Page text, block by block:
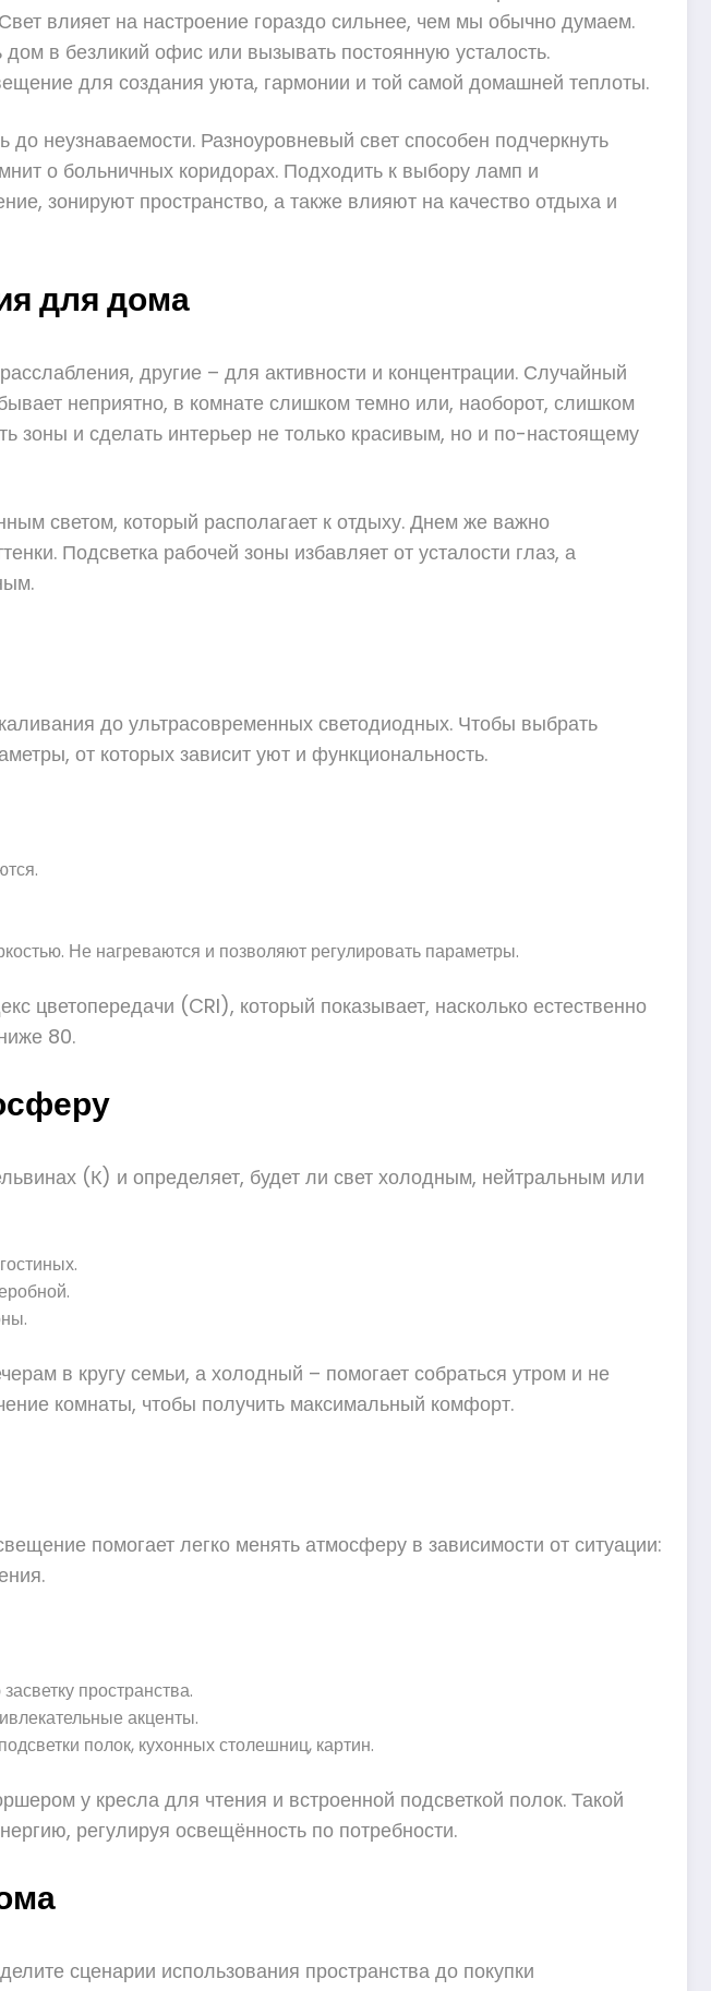
влияет на настроение гораздо сильнее, чем мы обычно думаем.
в безликий офис или вызывать постоянную усталость.
для создания уюта, гармонии и той самой домашней теплоты.
неузнаваемости. Разноуровневый свет способен подчеркнуть
о больничных коридорах. Подходить к выбору ламп и
зонируют пространство, а также влияют на качество отдыха и
для дома
другие – для активности и концентрации. Случайный
неприятно, в комнате слишком темно или, наоборот, слишком
зоны и сделать интерьер не только красивым, но и по-настоящему
светом, который располагает к отдыху. Днем же важно
Подсветка рабочей зоны избавляет от усталости глаз, а
до ультрасовременных светодиодных. Чтобы выбрать
от которых зависит уют и функциональность.
Не нагреваются и позволяют регулировать параметры.
(CRI), который показывает, насколько естественно
80.
(К) и определяет, будет ли свет холодным, нейтральным или
в кругу семьи, а холодный – помогает собраться утром и не
комнаты, чтобы получить максимальный комфорт.
помогает легко менять атмосферу в зависимости от ситуации:
пространства.
акценты.
полок, кухонных столешниц, картин.
у кресла для чтения и встроенной подсветкой полок. Такой
регулируя освещённость по потребности.
сценарии использования пространства до покупки